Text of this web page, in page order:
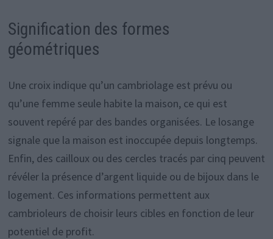
Signification des formes
géométriques
Une croix indique qu’un cambriolage est prévu ou
qu’une femme seule habite la maison, ce qui est
souvent repéré par des bandes organisées. Le losange
signale que la maison est inoccupée depuis longtemps.
Enfin, des cailloux ou des cercles tracés par cinq peuvent
révéler la présence d’argent liquide ou de bijoux dans le
logement. Ces informations permettent aux
cambrioleurs de choisir leurs cibles en fonction de leur
potentiel de profit.